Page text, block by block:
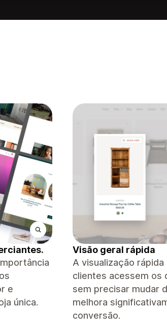
e
única.
Visão geral rápida
A visualização
clientes acessem os
sem precisar mudar
melhora
conversão.